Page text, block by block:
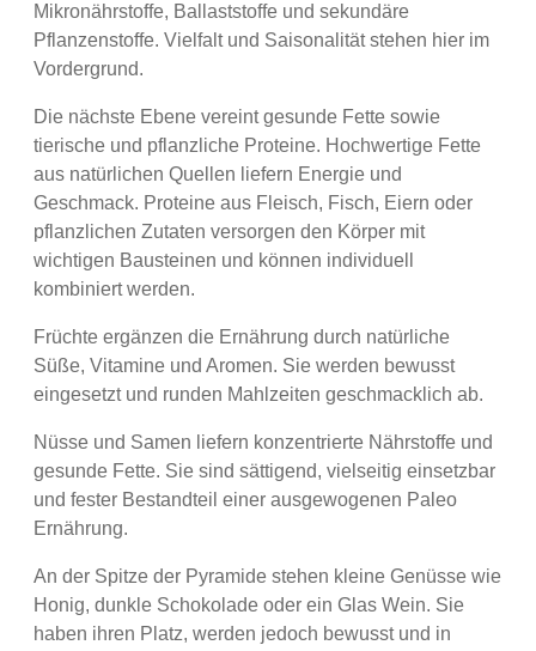
Mikronährstoffe, Ballaststoffe und sekundäre
Pflanzenstoffe. Vielfalt und Saisonalität stehen hier im
Vordergrund.
Die nächste Ebene vereint gesunde Fette sowie
tierische und pflanzliche Proteine. Hochwertige Fette
aus natürlichen Quellen liefern Energie und
Geschmack. Proteine aus Fleisch, Fisch, Eiern oder
pflanzlichen Zutaten versorgen den Körper mit
wichtigen Bausteinen und können individuell
kombiniert werden.
Früchte ergänzen die Ernährung durch natürliche
Süße, Vitamine und Aromen. Sie werden bewusst
eingesetzt und runden Mahlzeiten geschmacklich ab.
Nüsse und Samen liefern konzentrierte Nährstoffe und
gesunde Fette. Sie sind sättigend, vielseitig einsetzbar
und fester Bestandteil einer ausgewogenen Paleo
Ernährung.
An der Spitze der Pyramide stehen kleine Genüsse wie
Honig, dunkle Schokolade oder ein Glas Wein. Sie
haben ihren Platz, werden jedoch bewusst und in